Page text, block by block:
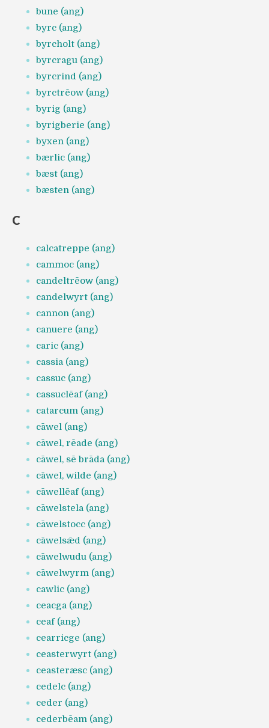
bune (ang)
byrc (ang)
byrcholt (ang)
byrcragu (ang)
byrcrind (ang)
byrctrēow (ang)
byrig (ang)
byrigberie (ang)
byxen (ang)
bærlic (ang)
bæst (ang)
bæsten (ang)
C
calcatreppe (ang)
cammoc (ang)
candeltrēow (ang)
candelwyrt (ang)
cannon (ang)
canuere (ang)
caric (ang)
cassia (ang)
cassuc (ang)
cassuclēaf (ang)
catarcum (ang)
cāwel (ang)
cāwel, rēade (ang)
cāwel, sē brāda (ang)
cāwel, wilde (ang)
cāwellēaf (ang)
cāwelstela (ang)
cāwelstocc (ang)
cāwelsǣd (ang)
cāwelwudu (ang)
cāwelwyrm (ang)
cawlic (ang)
ceacga (ang)
ceaf (ang)
cearricge (ang)
ceasterwyrt (ang)
ceasteræsc (ang)
cedelc (ang)
ceder (ang)
cederbēam (ang)